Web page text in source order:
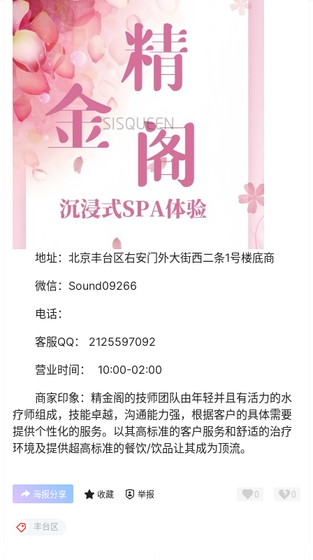
地址：北京丰台区右安门外大街西二条1号楼底商
微信：Sound09266
电话：
客服QQ： 2125597092
营业时间： 10:00-02:00
商家印象：精金阁的技师团队由年轻并且有活力的水
疗师组成，技能卓越，沟通能力强，根据客户的具体需要
提供个性化的服务。以其高标准的客户服务和舒适的治疗
环境及提供超高标准的餐饮/饮品让其成为顶流。
海报分享 收藏 举报 0 0
丰台区